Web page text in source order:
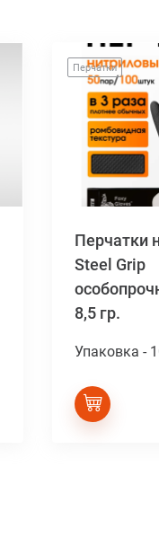
Перчатки
Перчатки
Steel Grip
8,5 гр.
Упаковка -